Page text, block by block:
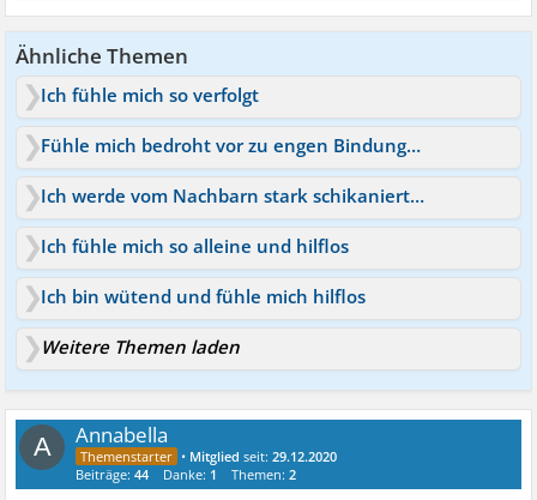
Ähnliche Themen
Ich fühle mich so verfolgt
Fühle mich bedroht vor zu engen Bindungen
Ich werde vom Nachbarn stark schikaniert und bedroht
Ich fühle mich so alleine und hilflos
Ich bin wütend und fühle mich hilflos
Weitere Themen laden
A Annabella
• Mitglied seit:29.12.2020
Beiträge:44 Danke: 1 Themen:2